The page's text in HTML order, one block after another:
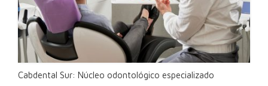
Cabdental Sur: Núcleo odontológico especializado